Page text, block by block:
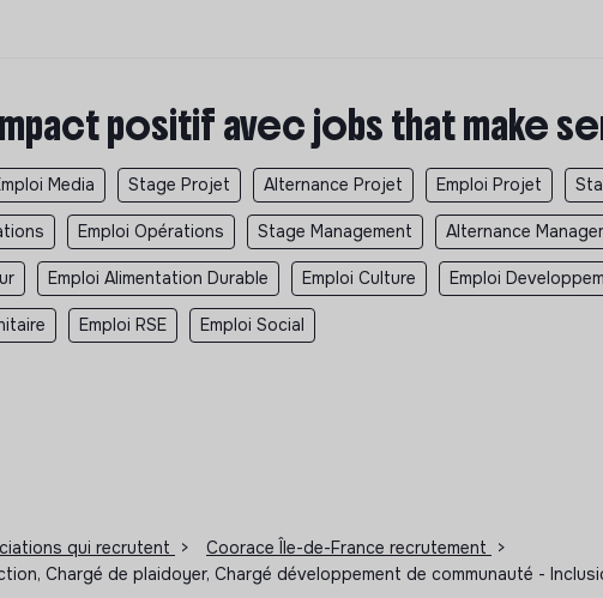
positif avec jobs that make
Media Stage Projet Alternance Projet Emploi Projet
Emploi Opérations Stage Management Alternance
Emploi Alimentation Durable Emploi Culture Emploi
Emploi RSE Emploi Social
qui recrutent > Coorace Île-de-France recrutement
>
Chargé de plaidoyer, Chargé développement de communauté -